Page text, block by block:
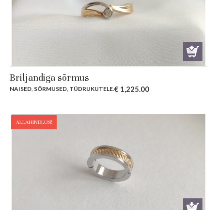
Briljandiga sõrmus
NAISED SÕRMUSED TÜDRUKUTELE.€ 1,225.00
ALLAHINDLUS!